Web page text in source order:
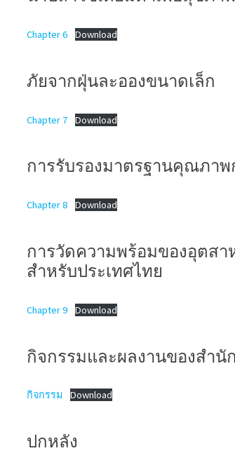
Chapter 6 Download
ภัยจากฝุ่นละอองขนาดเล็ก
Chapter 7 Download
การรับรองมาตรฐานคุณภา
Chapter 8 Download
การวัดความพร้อมของอุตส
สำหรับประเทศไทย
Chapter 9 Download
กิจกรรมและผลงานของสำนั
กิจกรรม Download
ปกหลัง